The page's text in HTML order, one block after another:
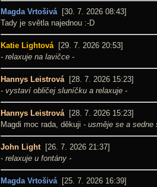
Magda Vrtošivá[30. 7. 2026 08:43]
Tady je světla najednou :-D
Katie Lightová[29. 7. 2026 20:53]
- relaxuje na lavičce -
Hannys Leistrová[28. 7. 2026 15:23]
- vystaví obličej sluníčku a relaxuje -
Hannys Leistrová[28. 7. 2026 15:23]
Magdi moc rada, děkuji - usměje se a sedne
John Light[26. 7. 2026 21:37]
- relaxuje u fontány -
Magda Vrtošivá[25. 7. 2026 16:39]